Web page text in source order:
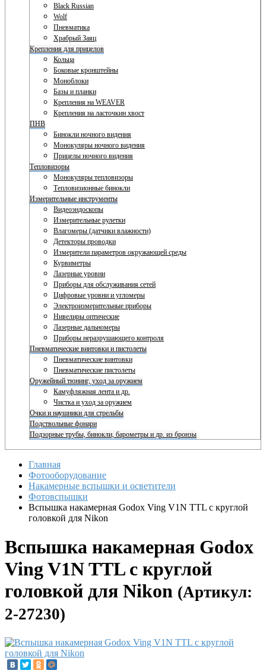
Black Russian
Wolf
Пневматика
Храбрый Заяц
Крепления для прицелов
Кольца
Боковые кронштейны
Моноблоки
Базы и планки
Крепления на WEAVER
Крепления на ласточкин хвост
ПНВ
Бинокли ночного видения
Монокуляры ночного видения
Прицелы ночного видения
Тепловизоры
Монокуляры тепловизоры
Тепловизионные бинокли
Измерительные инструменты
Видеоэндоскопы
Измерительные рулетки
Влагомеры (датчики влажности)
Детекторы проводки
Измерители параметров окружающей среды
Курвиметры
Лазерные уровни
Приборы для обслуживания сетей
Цифровые уровни и угломеры
Электроизмерительные приборы
Нивелиры оптические
Лазерные дальномеры
Приборы неразрушающего контроля
Пневматические винтовки и пистолеты
Пневматические винтовки
Пневматические пистолеты
Оружейный тюнинг, уход за оружием
Камуфляжная лента и др.
Чистка и уход за оружием
Очки и наушники для стрельбы
Подствольные фонари
Подзорные трубы, бинокли, барометры и др. из бронзы
Главная
Фотооборудование
Накамерные вспышки и осветители
Фотовспышки
Вспышка накамерная Godox Ving V1N TTL с круглой
головкой для Nikon
Вспышка накамерная Godox
Ving V1N TTL с круглой
головкой для Nikon (Артикул:
2-27230)